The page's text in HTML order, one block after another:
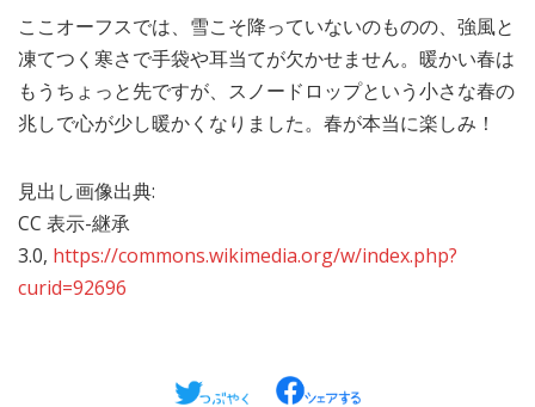
ここオーフスでは、雪こそ降っていないのものの、強風と
凍てつく寒さで手袋や耳当てが欠かせません。暖かい春は
もうちょっと先ですが、スノードロップという小さな春の
兆しで心が少し暖かくなりました。春が本当に楽しみ！
見出し画像出典:
CC 表示-継承
3.0, https://commons.wikimedia.org/w/index.php?
curid=92696